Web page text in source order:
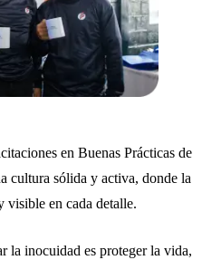
en Buenas Prácticas de
cultura sólida y activa, donde la
visible en cada detalle.
la inocuidad es proteger la vida,